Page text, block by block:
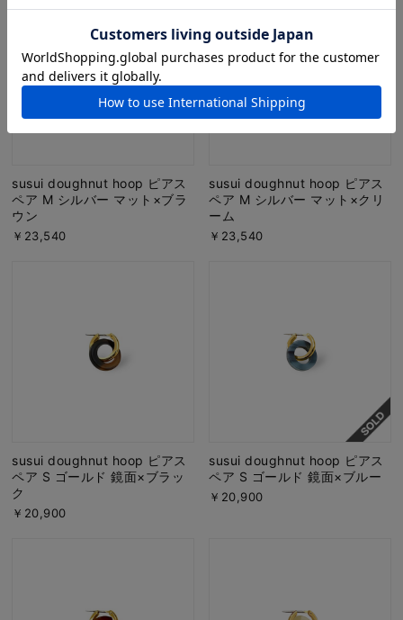
susui doughnut hoop ピアス
ペア M シルバー マット×ブラ
ウン
￥23,540
susui doughnut hoop ピアス
ペア M シルバー マット×クリ
ーム
￥23,540
susui doughnut hoop ピアス
ペア S ゴールド 鏡面×ブラッ
ク
￥20,900
susui doughnut hoop ピアス
ペア S ゴールド 鏡面×ブルー
￥20,900